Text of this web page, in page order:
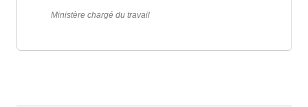
Ministère chargé du travail